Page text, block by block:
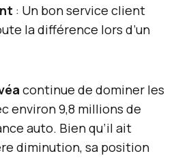
: Un bon service client
la différence lors d’un
continue de dominer les
environ 9,8 millions de
auto. Bien qu’il ait
diminution, sa position